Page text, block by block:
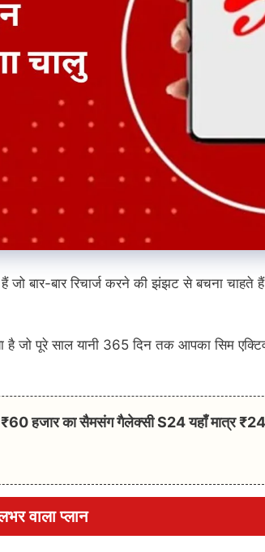
जो बार-बार रिचार्ज करने की झंझट से बचना
जो पूरे साल यानी 365 दिन तक आपका सिम
हजार का सैमसंग गैलेक्सी S24 यहाँ मात्र ₹24
वाला प्लान